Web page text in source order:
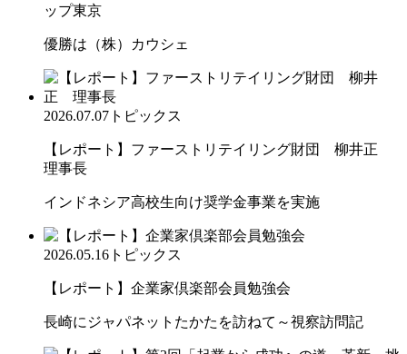
ップ東京
優勝は（株）カウシェ
2026.07.07 トピックス
【レポート】ファーストリテイリング財団 柳井正
理事長
インドネシア高校生向け奨学金事業を実施
2026.05.16 トピックス
【レポート】企業家倶楽部会員勉強会
長崎にジャパネットたかたを訪ねて～視察訪問記